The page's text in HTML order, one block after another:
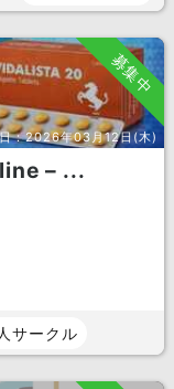
募集中
：2026年03月12日(木)
– ...
サークル